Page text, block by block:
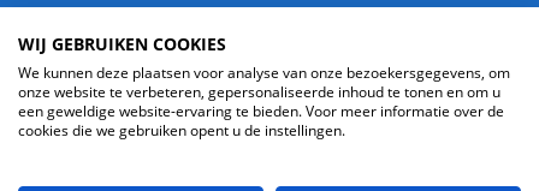
WIJ GEBRUIKEN COOKIES
We kunnen deze plaatsen voor analyse van onze bezoekersgegevens, om
onze website te verbeteren, gepersonaliseerde inhoud te tonen en om u
een geweldige website-ervaring te bieden. Voor meer informatie over de
cookies die we gebruiken opent u de instellingen.